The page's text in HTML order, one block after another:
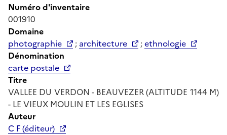
Numéro d'inventaire
001910
Domaine
photographie
; architecture ;ethnologie
Dénomination
carte postale
Titre
VALLEE DU VERDON - BEAUVEZER (ALTITUDE 1144 M)
- LE VIEUX MOULIN ET LES EGLISES
Auteur
C F (éditeur)